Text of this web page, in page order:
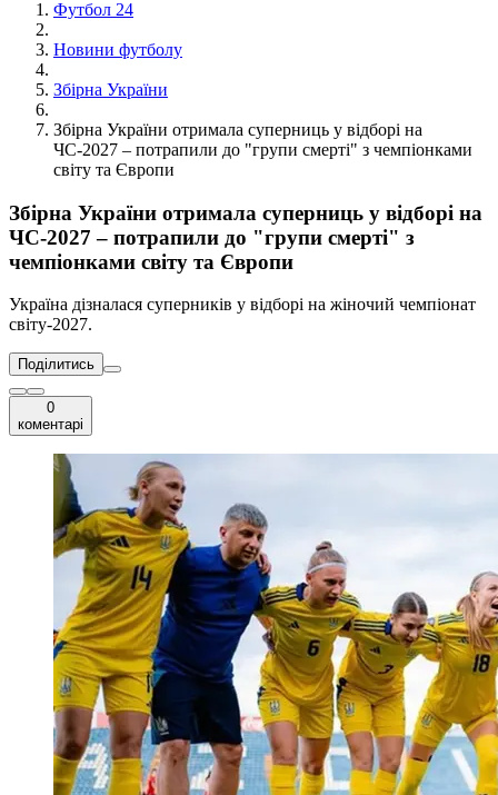
Футбол 24
Новини футболу
Збірна України
Збірна України отримала суперниць у відборі на
ЧС-2027 – потрапили до "групи смерті" з чемпіонками
світу та Європи
Збірна України отримала суперниць у відборі на
ЧС-2027 – потрапили до "групи смерті" з
чемпіонками світу та Європи
Україна дізналася суперників у відборі на жіночий чемпіонат
світу-2027.
Поділитись
0
коментарі